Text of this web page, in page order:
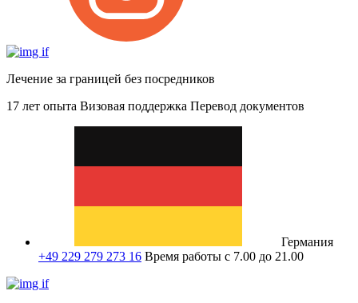
Лечение за границей без посредников
17 лет опыта Визовая поддержка Перевод документов
Германия
+49 229 279 273 16 Время работы с 7.00 до 21.00